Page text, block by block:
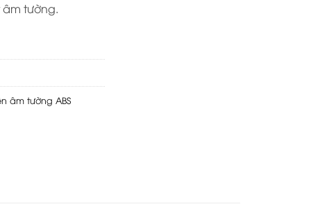
tường.
âm tường ABS